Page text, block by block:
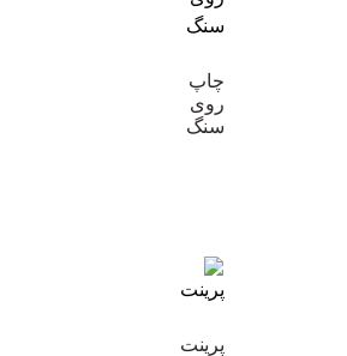
چاپ
روی
سنگ
پرینت